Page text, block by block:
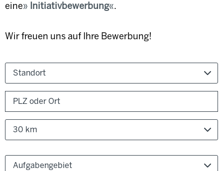
eine
Initiativbewerbung .
Wir freuen uns auf Ihre Bewerbung!
Standort
30 km
Aufgabengebiet